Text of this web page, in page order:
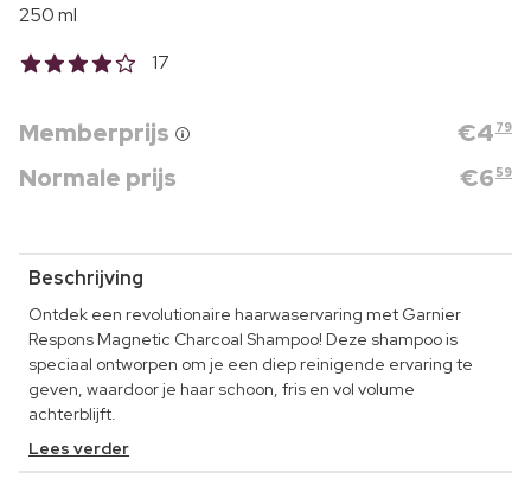
250 ml
17
Memberprijs €4 79
Normale prijs €6 59
Beschrijving
Ontdek een revolutionaire haarwaservaring met Garnier
Respons Magnetic Charcoal Shampoo! Deze shampoo is
speciaal ontworpen om je een diep reinigende ervaring te
geven, waardoor je haar schoon, fris en vol volume
achterblijft.
Lees verder